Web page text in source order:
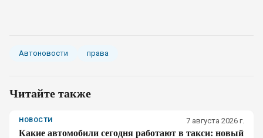
Автоновости права
Читайте также
НОВОСТИ 7 августа 2026 г.
Какие автомобили сегодня работают в такси: новый